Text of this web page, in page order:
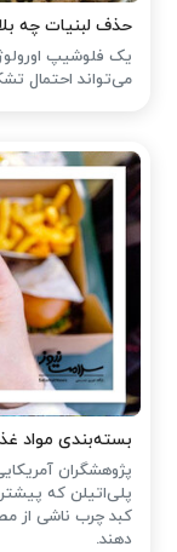
حذف لبنیات چه
یک فلوشیپ
می‌تواند احتمال
بسته‌بندی مواد
پژوهشگران
پلی‌اتیلن که
کبد چرب ناشی از
دهند.